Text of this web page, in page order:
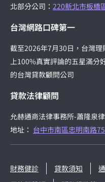
北部分公司： 220新北市板橋
台灣網路口碑第一
截至2026年7月30日，台灣
上100%真實評論的五星滿分
的台灣貸款顧問公司
貸款法律顧問
允赫通商法律事務所-蕭隆泉
地址： 台中市南區忠明南路
財務健診 貸款須知